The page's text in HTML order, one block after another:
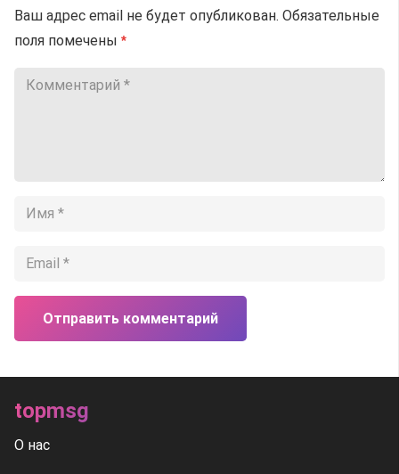
Ваш адрес email не будет опубликован. Обязательные
поля помечены *
Отправить комментарий
topmsg
О нас